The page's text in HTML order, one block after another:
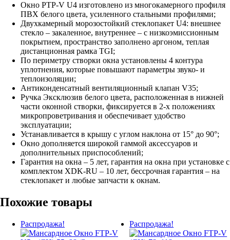
Окно PTP-V U4 изготовлено из многокамерного профиля
ПВХ белого цвета, усиленного стальными профилями;
Двухкамерный морозостойкий стеклопакет U4: внешнее
стекло – закаленное, внутреннее – с низкоэмиссионным
покрытием, пространство заполнено аргоном, теплая
дистанционная рамка TGI;
По периметру створки окна установлены 4 контура
уплотнения, которые повышают параметры звуко- и
теплоизоляции;
Антиконденсатный вентиляционный клапан V35;
Ручка Эксклюзив белого цвета, расположенная в нижней
части оконной створки, фиксируется в 2-х положениях
микропроветривания и обеспечивает удобство
эксплуатации;
Устанавливается в крышу с углом наклона от 15° до 90°;
Окно дополняется широкой гаммой аксессуаров и
дополнительных приспособлений;
Гарантия на окна – 5 лет, гарантия на окна при установке с
комплектом XDK-RU – 10 лет, бессрочная гарантия – на
стеклопакет и любые запчасти к окнам.
Похожие товары
Распродажа! Распродажа!